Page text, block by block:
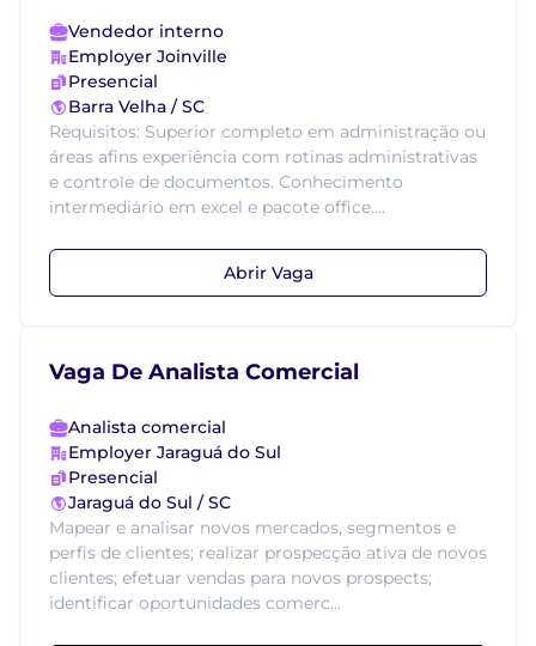
Vendedor interno
Employer Joinville
Presencial
Barra Velha / SC
Requisitos: Superior completo em administração ou
áreas afins experiência com rotinas administrativas
e controle de documentos. Conhecimento
intermediário em excel e pacote office....
Abrir Vaga
Vaga De Analista Comercial
Analista comercial
Employer Jaraguá do Sul
Presencial
Jaraguá do Sul / SC
Mapear e analisar novos mercados, segmentos e
perfis de clientes; realizar prospecção ativa de novos
clientes; efetuar vendas para novos prospects;
identificar oportunidades comerc...